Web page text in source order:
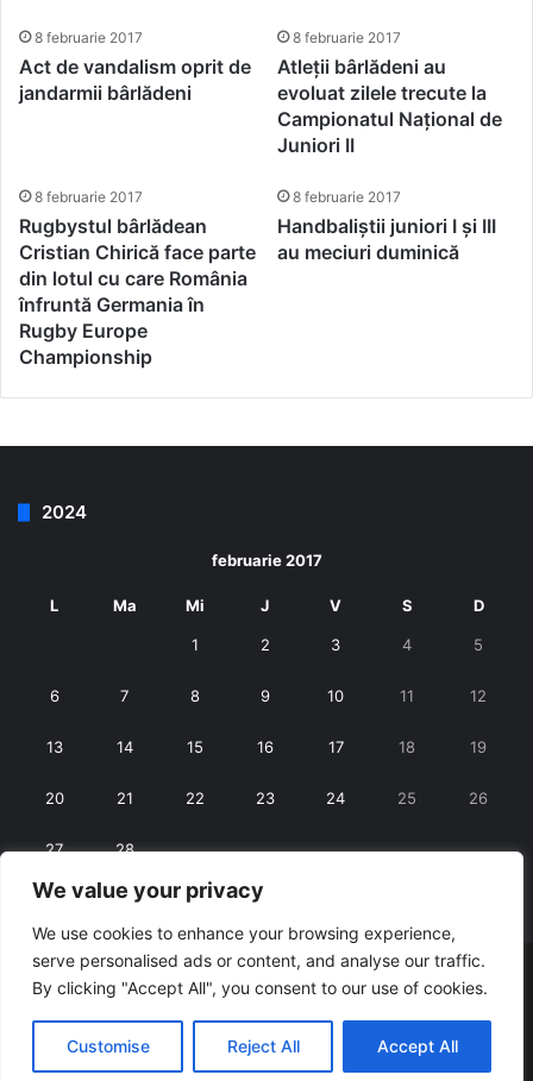
We value your privacy
We use cookies to enhance your browsing experience,
serve personalised ads or content, and analyse our traffic.
By clicking "Accept All", you consent to our use of cookies.
Customise Reject All Accept All
8 februarie 2017
Act de vandalism oprit de
jandarmii bârlădeni
8 februarie 2017
Atleții bârlădeni au
evoluat zilele trecute la
Campionatul Național de
Juniori II
8 februarie 2017
Rugbystul bârlădean
Cristian Chirică face parte
din lotul cu care România
înfruntă Germania în
Rugby Europe
Championship
8 februarie 2017
Handbaliștii juniori I și III
au meciuri duminică
2024
februarie 2017
L Ma Mi J V S D
1 2 3 4 5
6 7 8 9 10 11 12
13 14 15 16 17 18 19
20 21 22 23 24 25 26
27 28
« ian. mart. »
© Copyright 2026, All Rights Reserved | RexNet
Facebook